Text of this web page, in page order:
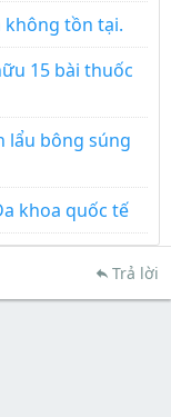
tồn tại.
15 bài thuốc
lẩu bông súng
khoa quốc tế
Trả lời